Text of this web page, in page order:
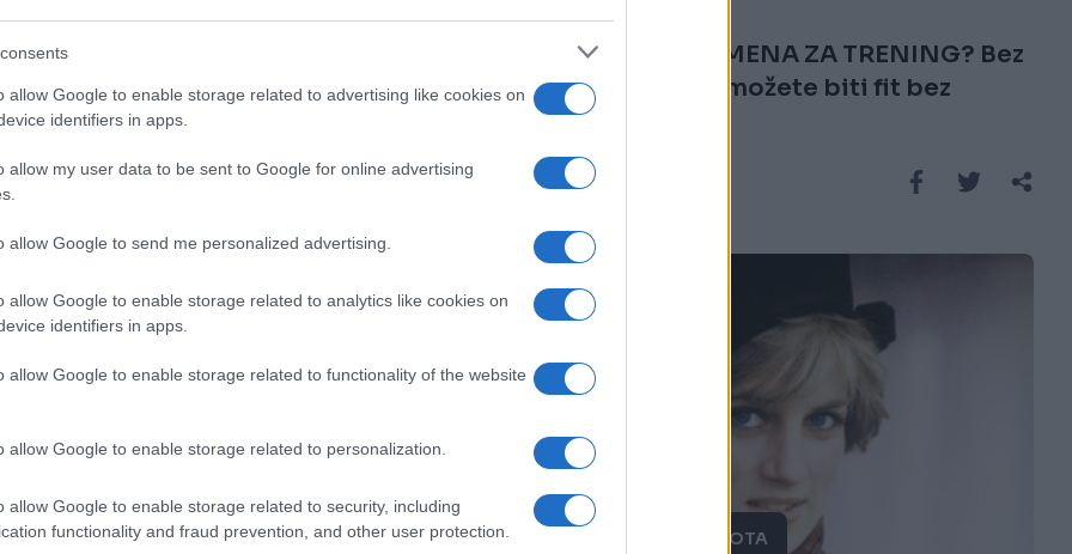
allow Google to enable storage related to advertising like cookies on
identifiers in apps.
allow my user data to be sent to Google for online advertising
allow Google to send me personalized advertising.
allow Google to enable storage related to analytics like cookies on
identifiers in apps.
allow Google to enable storage related to functionality of the website
allow Google to enable storage related to personalization.
allow Google to enable storage related to security, including
functionality and fraud prevention, and other user protection.
Istrenirala vjeverice da napadnu
njenog bivšeg momka
Saznaj više
NEMATE VREMENA ZA TRENING? Bez
brige, ovako možete biti fit bez
teretane!
Saznaj više
BIZNIS MODA I LJEPOTA